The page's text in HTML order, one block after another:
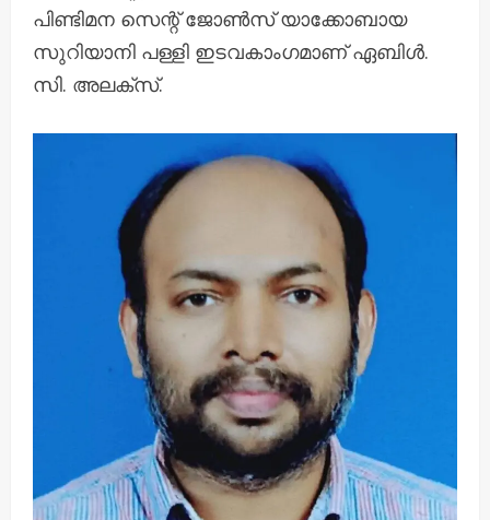
പിണ്ടിമന സെന്റ് ജോൺസ് യാക്കോബായ
സുറിയാനി പള്ളി ഇടവകാംഗമാണ് ഏബിൾ.
സി. അലക്സ്.